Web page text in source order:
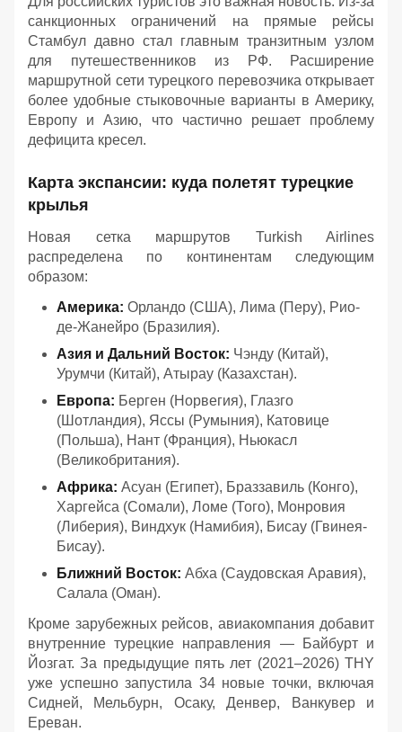
санкционных ограничений на прямые рейсы
Стамбул давно стал главным транзитным узлом
для путешественников из РФ. Расширение
маршрутной сети турецкого перевозчика открывает
более удобные стыковочные варианты в Америку,
Европу и Азию, что частично решает проблему
дефицита кресел.
Карта экспансии: куда полетят турецкие
крылья
Новая сетка маршрутов Turkish Airlines
распределена по континентам следующим
образом:
Америка: Орландо (США), Лима (Перу), Рио-
де-Жанейро (Бразилия).
Азия и Дальний Восток: Чэнду (Китай),
Урумчи (Китай), Атырау (Казахстан).
Европа: Берген (Норвегия), Глазго
(Шотландия), Яссы (Румыния), Катовице
(Польша), Нант (Франция), Ньюкасл
(Великобритания).
Африка: Асуан (Египет), Браззавиль (Конго),
Харгейса (Сомали), Ломе (Того), Монровия
(Либерия), Виндхук (Намибия), Бисау (Гвинея-
Бисау).
Ближний Восток: Абха (Саудовская Аравия),
Салала (Оман).
Кроме зарубежных рейсов, авиакомпания добавит
внутренние турецкие направления — Байбурт и
Йозгат. За предыдущие пять лет (2021–2026) THY
уже успешно запустила 34 новые точки, включая
Сидней, Мельбурн, Осаку, Денвер, Ванкувер и
Ереван.